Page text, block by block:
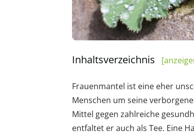
Inhaltsverzeichnis
Frauenmantel ist eine eher
Menschen um seine
Mittel gegen zahlreiche
entfaltet er auch als Tee. Eine